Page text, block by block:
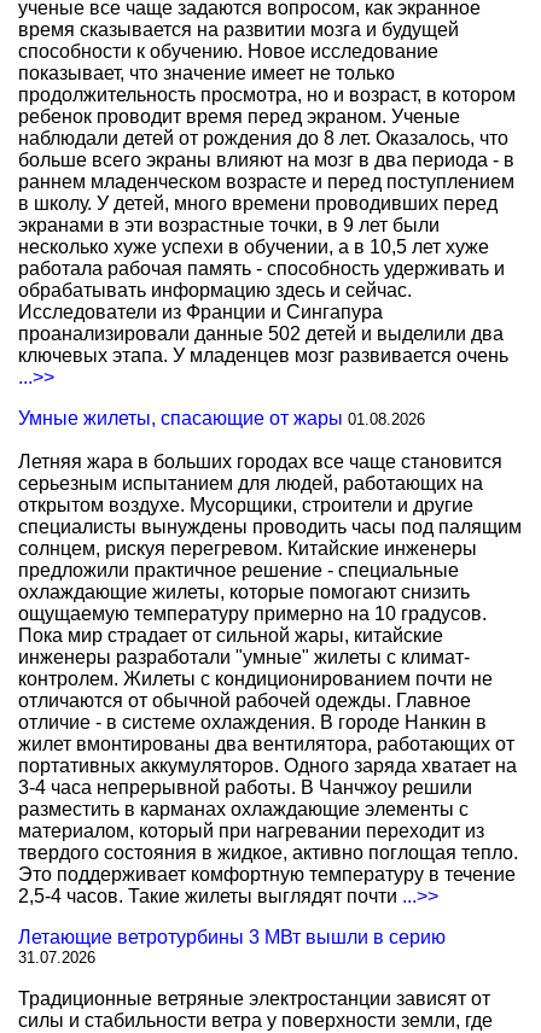
ученые все чаще задаются вопросом, как экранное
время сказывается на развитии мозга и будущей
способности к обучению. Новое исследование
показывает, что значение имеет не только
продолжительность просмотра, но и возраст, в котором
ребенок проводит время перед экраном. Ученые
наблюдали детей от рождения до 8 лет. Оказалось, что
больше всего экраны влияют на мозг в два периода - в
раннем младенческом возрасте и перед поступлением
в школу. У детей, много времени проводивших перед
экранами в эти возрастные точки, в 9 лет были
несколько хуже успехи в обучении, а в 10,5 лет хуже
работала рабочая память - способность удерживать и
обрабатывать информацию здесь и сейчас.
Исследователи из Франции и Сингапура
проанализировали данные 502 детей и выделили два
ключевых этапа. У младенцев мозг развивается очень
...>>
Умные жилеты, спасающие от жары 01.08.2026
Летняя жара в больших городах все чаще становится
серьезным испытанием для людей, работающих на
открытом воздухе. Мусорщики, строители и другие
специалисты вынуждены проводить часы под палящим
солнцем, рискуя перегревом. Китайские инженеры
предложили практичное решение - специальные
охлаждающие жилеты, которые помогают снизить
ощущаемую температуру примерно на 10 градусов.
Пока мир страдает от сильной жары, китайские
инженеры разработали "умные" жилеты с климат-
контролем. Жилеты с кондиционированием почти не
отличаются от обычной рабочей одежды. Главное
отличие - в системе охлаждения. В городе Нанкин в
жилет вмонтированы два вентилятора, работающих от
портативных аккумуляторов. Одного заряда хватает на
3-4 часа непрерывной работы. В Чанчжоу решили
разместить в карманах охлаждающие элементы с
материалом, который при нагревании переходит из
твердого состояния в жидкое, активно поглощая тепло.
Это поддерживает комфортную температуру в течение
2,5-4 часов. Такие жилеты выглядят почти ...>>
Летающие ветротурбины 3 МВт вышли в серию
31.07.2026
Традиционные ветряные электростанции зависят от
силы и стабильности ветра у поверхности земли, где